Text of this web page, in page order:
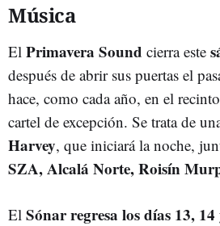
Música
El Primavera Sound cierra este
después de abrir sus puertas el
hace, como cada año, en el
cartel de excepción. Se trata de
Harvey, que iniciará la noche,
SZA, Alcalá Norte, Roisín
El Sónar regresa los días 13,